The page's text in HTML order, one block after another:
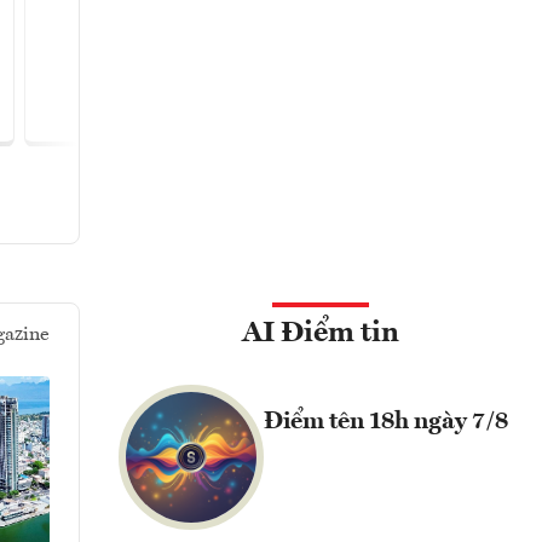
AI Điểm tin
Điểm tên 18h ngày 7/8